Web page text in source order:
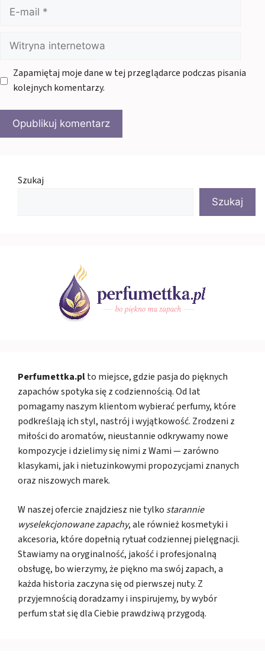
mail
Witryna
internetowa
Zapamiętaj moje dane w tej przeglądarce podczas pisania
kolejnych komentarzy.
Szukaj
Szukaj
Perfumettka.plto miejsce, gdzie pasja do pięknych
zapachów spotyka się z codziennością. Od lat
pomagamy naszym klientom wybierać perfumy, które
podkreślają ich styl, nastrój i wyjątkowość. Zrodzeni z
miłości do aromatów, nieustannie odkrywamy nowe
kompozycje i dzielimy się nimi z Wami — zarówno
klasykami, jak i nietuzinkowymi propozycjami znanych
oraz niszowych marek.
W naszej ofercie znajdziesz nie tylko starannie
wyselekcjonowane zapachy, ale również kosmetyki i
akcesoria, które dopełnią rytuał codziennej pielęgnacji.
Stawiamy na oryginalność, jakość i profesjonalną
obsługę, bo wierzymy, że piękno ma swój zapach, a
każda historia zaczyna się od pierwszej nuty. Z
przyjemnością doradzamy i inspirujemy, by wybór
perfum stał się dla Ciebie prawdziwą przygodą.